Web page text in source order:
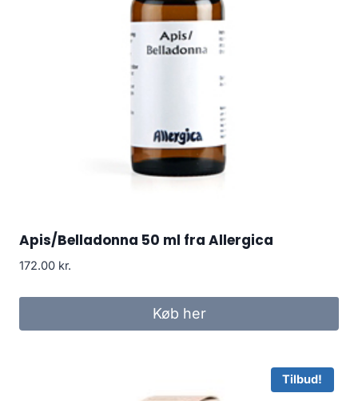
Apis/Belladonna 50 ml fra Allergica
172.00 kr.
Køb her
Tilbud!